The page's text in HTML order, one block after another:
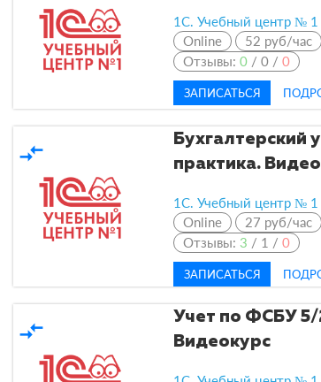
1С. Учебный центр № 1
Online
52 руб/час
Отзывы: 0 / 0 / 0
ЗАПИСАТЬСЯ
compare_arrows
Бухгалтерский
практика.
1С. Учебный центр № 1
Online
27 руб/час
Отзывы: 3 / 1 / 0
ЗАПИСАТЬСЯ
compare_arrows
Учет по ФСБУ 5/
Видеокурс